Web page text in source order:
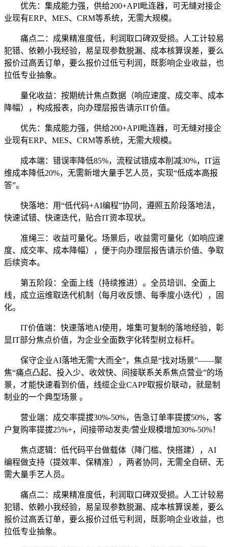
优先：集成能力强，供给200+API毗连器，可无缝对接企
业现有ERP、MES、CRM等系统，无需大规模。
痛点二：成果精准度低，利润取口碑双受损。人工计较易
犯错、依赖小我经验，易呈现参数脱漏、成本核算误差，要么
报价过高丢订单，要么报价过低亏利润，既影响企业收益，也
拉低专业抽象。
量化收益：按期统计焦点数据（响应速度、成交率、成本
降幅），构成报表，向办理层报告请示IT价值。
优先：集成能力强，供给200+API毗连器，可无缝对接企
业现有ERP、MES、CRM等系统，无需大规模。
成本端：错误率降低85%，流程试错成本削减30%，IT运
维成本降低20%，无需新增大量手艺人员，实现“低成本高报
答”。
快落地：用“低代码+AI编程”协同，遵照五阶段落地法，
快速试错、快速迭代，贴合IT资本现状。
准绳三：收益可量化。场景后，收益需可量化（如响应速
度、成交率、成本降幅），便于向办理层报告请示价值、争取
后续资本。
第五阶段：全面上线（持续推进）。全员培训、全面上
线，成立运维取迭代机制（每月收反馈、每季度小迭代），固
化。
IT价值端：快速落地AI使用，堆集可复制的落地经验，彰
显IT部分焦点价值，为企业全面数字化转型树立标杆。
保守企业AI落地无需“大而全”，焦点是“找对场景”——聚
焦“痛点凸起、投入少、收效快、间接联系关系焦点营业”的场
景，才能快速看到价值，线缆企业CAPP取报价联动，就是制
制业的一个典型场景 。
营业端：成交率提拔30%-50%，告急订单率提拔50%，客
户复购率提拔25%+，间接带动发卖/营业规模增加30%-50%！
焦点逻辑：低代码平台做载体（降门槛、快搭建），AI
编程做支持（提效率、保精准），两者协同，无需全自研、无
需大量手艺人员。
痛点二：成果精准度低，利润取口碑双受损。人工计较易
犯错、依赖小我经验，易呈现参数脱漏、成本核算误差，要么
报价过高丢订单，要么报价过低亏利润，既影响企业收益，也
拉低专业抽象。